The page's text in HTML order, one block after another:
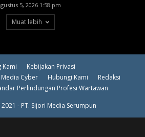
5, 2026 1:58 pm
Muat lebih
Kami
Kebijakan Privasi
Cyber
Hubungi Kami
Redaksi
Perlindungan Profesi Wartawan
- PT. Sijori Media Serumpun